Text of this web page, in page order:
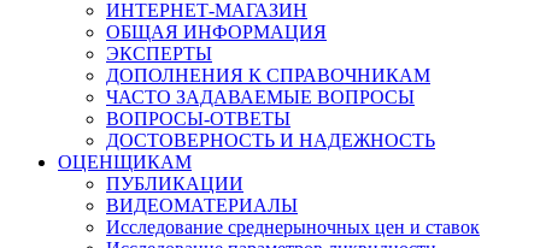
ИНТЕРНЕТ-МАГАЗИН
ОБЩАЯ ИНФОРМАЦИЯ
ЭКСПЕРТЫ
ДОПОЛНЕНИЯ К СПРАВОЧНИКАМ
ЧАСТО ЗАДАВАЕМЫЕ ВОПРОСЫ
ВОПРОСЫ-ОТВЕТЫ
ДОСТОВЕРНОСТЬ И НАДЕЖНОСТЬ
ОЦЕНЩИКАМ
ПУБЛИКАЦИИ
ВИДЕОМАТЕРИАЛЫ
Исследование среднерыночных цен и ставок